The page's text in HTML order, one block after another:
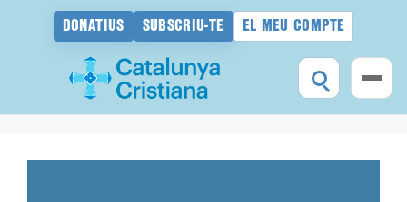
DONATIUS SUBSCRIU-TE EL MEU COMPTE